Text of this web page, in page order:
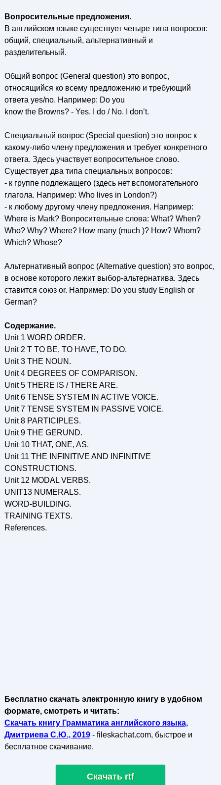
Вопросительные предложения.
В английском языке существует четыре типа вопросов:
общий, специальный, альтернативный и
разделительный.
Общий вопрос (General question) это вопрос,
относящийся ко всему предложению и требующий
ответа yes/no. Например: Do you
know the Browns? - Yes. I do / No. I don’t.
Специальный вопрос (Special question) это вопрос к
какому-либо члену предложения и требует конкретного
ответа. Здесь участвует вопросительное слово.
Существует два типа специальных вопросов:
- к группе подлежащего (здесь нет вспомогательного
глагола. Например: Who lives in London?)
- к любому другому члену предложения. Например:
Where is Mark? Вопросительные слова: What? When?
Who? Why? Where? How many (much )? How? Whom?
Which? Whose?
Альтернативный вопрос (Alternative question) это вопрос,
в основе которого лежит выбор-альтернатива. Здесь
ставится союз or. Например: Do you study English or
German?
Содержание.
Unit 1 WORD ORDER.
Unit 2 T TO BE, TO HAVE, TO DO.
Unit 3 THE NOUN.
Unit 4 DEGREES OF COMPARISON.
Unit 5 THERE IS / THERE ARE.
Unit 6 TENSE SYSTEM IN ACTIVE VOICE.
Unit 7 TENSE SYSTEM IN PASSIVE VOICE.
Unit 8 PARTICIPLES.
Unit 9 THE GERUND.
Unit 10 THAT, ONE, AS.
Unit 11 THE INFINITIVE AND INFINITIVE
CONSTRUCTIONS.
Unit 12 MODAL VERBS.
UNIT13 NUMERALS.
WORD-BUILDING.
TRAINING TEXTS.
References.
Бесплатно скачать электронную книгу в удобном
формате, смотреть и читать:
Скачать книгу Грамматика английского языка,
Дмитриева С.Ю., 2019- fileskachat.com, быстрое и
бесплатное скачивание.
Скачать rtf